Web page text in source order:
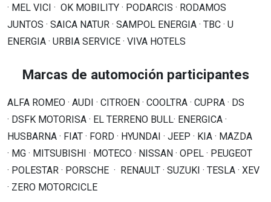
· MEL VICI · OK MOBILITY · PODARCIS · RODAMOS
JUNTOS · SAICA NATUR · SAMPOL ENERGIA · TBC · U
ENERGIA · URBIA SERVICE · VIVA HOTELS
Marcas de automoción participantes
ALFA ROMEO · AUDI · CITROEN · COOLTRA · CUPRA · DS
· DSFK MOTORISA · EL TERRENO BULL· ENERGICA ·
HUSBARNA · FIAT · FORD · HYUNDAI · JEEP · KIA · MAZDA
· MG · MITSUBISHI · MOTECO · NISSAN · OPEL · PEUGEOT
· POLESTAR · PORSCHE · RENAULT · SUZUKI · TESLA · XEV
· ZERO MOTORCICLE